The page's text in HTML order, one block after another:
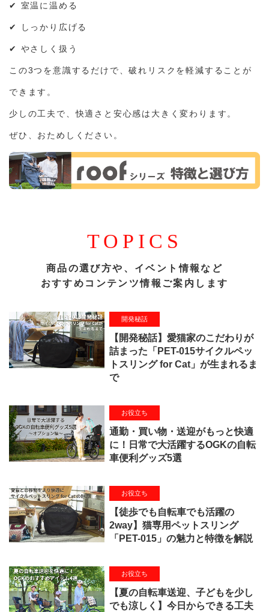
✔ 室温に温める
✔ しっかり広げる
✔ やさしく扱う
この3つを意識するだけで、破れリスクを軽減することが
できます。
少しの工夫で、快適さと安心感は大きく変わります。
ぜひ、おためしください。
TOPICS
商品の選び方や、イベント情報など
おすすめコンテンツ情報ご案内します
開発秘話
【開発秘話】愛猫家のこだわりが
詰まった「PET-015サイクルペッ
トスリング for Cat」が生まれるま
で
お役立ち
通勤・買い物・送迎がもっと快適
に！日常で大活躍するOGKの自転
車便利グッズ5選
お役立ち
【徒歩でも自転車でも活躍の
2way】猫専用ペットスリング
「PET-015」の魅力と特徴を解説
お役立ち
【夏の自転車送迎、子どもを少し
でも涼しく】今日からできる工夫